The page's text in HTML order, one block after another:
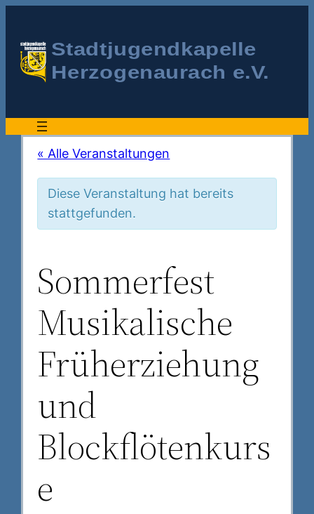
« Alle Veranstaltungen
Diese Veranstaltung hat bereits
stattgefunden.
Sommerfest
Musikalische
Früherziehung
und
Blockflötenkurs
e